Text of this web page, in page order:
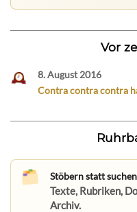
Vor
8. August 2016
Contra contra contra
Stöbern statt suchen
Texte, Rubriken,
Archiv.